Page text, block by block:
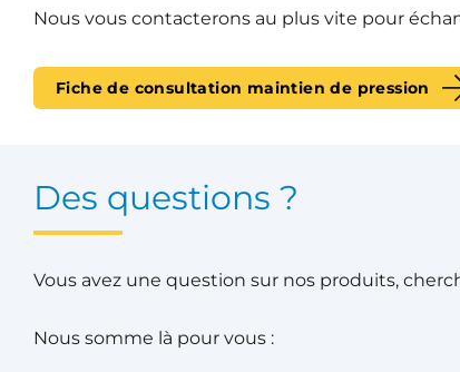
Nous vous contacterons au plus vite pour
Fiche de consultation maintien de pression
Des questions ?
Vous avez une question sur nos produits,
Nous somme là pour vous :